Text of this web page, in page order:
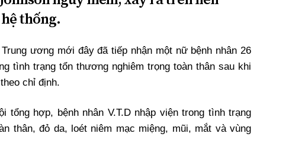
thống.
ương mới đây đã tiếp nhận một nữ bệnh nhân 26
tình trạng tổn thương nghiêm trọng toàn thân sau khi
chỉ định.
tổng hợp, bệnh nhân V.T.D nhập viện trong tình trạng
thân, đỏ da, loét niêm mạc miệng, mũi, mắt và vùng